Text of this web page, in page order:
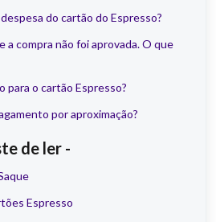
do cartão do Espresso?
a compra não foi aprovada. O que
para o cartão Espresso?
por aproximação?
de ler -
Espresso